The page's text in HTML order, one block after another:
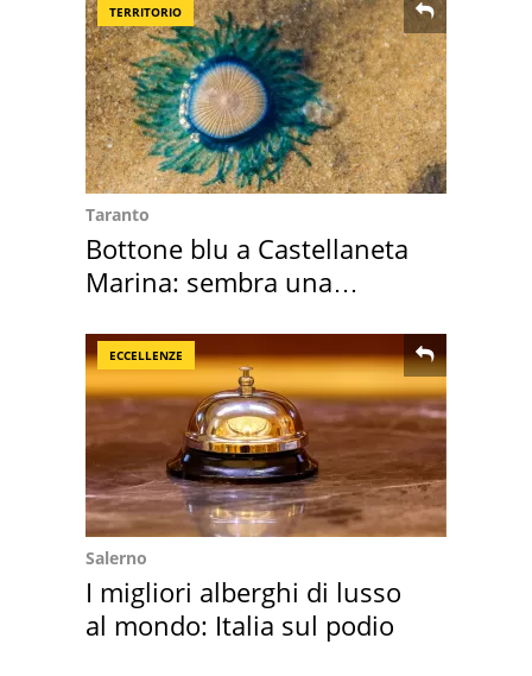
TERRITORIO
Taranto
Bottone blu a Castellaneta
Marina: sembra una
ECCELLENZE
Salerno
I migliori alberghi di lusso
al mondo: Italia sul podio